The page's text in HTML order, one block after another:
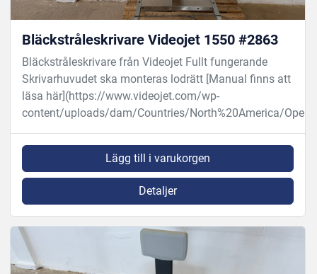
Bläckstråleskrivare Videojet 1550 #2863
Bläckstråleskrivare från Videojet Fullt fungerande
Skrivarhuvudet ska monteras lodrätt [Manual finns att
läsa här](https://www.videojet.com/wp-
content/uploads/dam/Countries/North%20America/
Lägg till i varukorgen
Detaljer